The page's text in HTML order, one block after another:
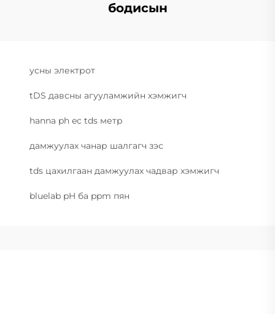
бодисын
усны электрот
tDS давсны агууламжийн хэмжигч
hanna ph ec tds метр
дамжуулах чанар шалгагч зэс
tds цахилгаан дамжуулах чадвар хэмжигч
bluelab pH ба ppm пян